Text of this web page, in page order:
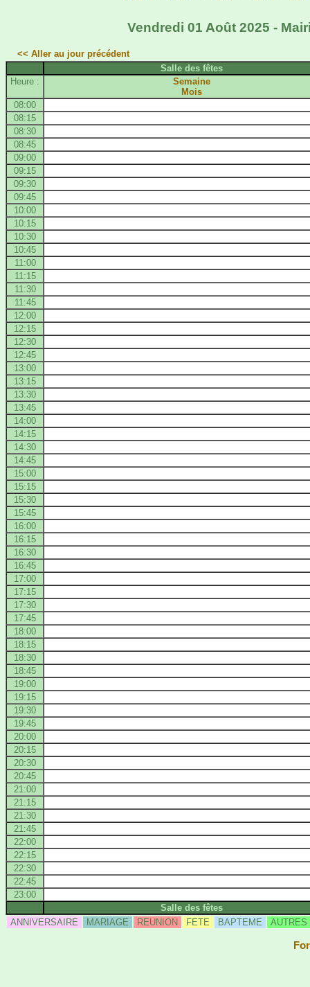
Vendredi 01 Août 2025 -
<< Aller au jour précédent
Salle des fêtes
Heure :
Semaine
Mois
08:00
08:15
08:30
08:45
09:00
09:15
09:30
09:45
10:00
10:15
10:30
10:45
11:00
11:15
11:30
11:45
12:00
12:15
12:30
12:45
13:00
13:15
13:30
13:45
14:00
14:15
14:30
14:45
15:00
15:15
15:30
15:45
16:00
16:15
16:30
16:45
17:00
17:15
17:30
17:45
18:00
18:15
18:30
18:45
19:00
19:15
19:30
19:45
20:00
20:15
20:30
20:45
21:00
21:15
21:30
21:45
22:00
22:15
22:30
22:45
23:00
Salle des fêtes
ANNIVERSAIRE
MARIAGE REUNION FETE BAPTEME AUTRES